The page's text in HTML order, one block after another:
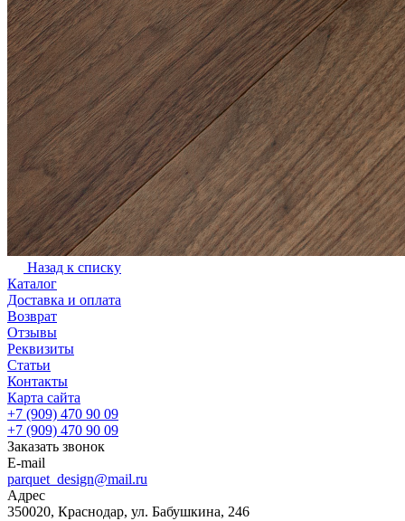
Назад к списку
Каталог
Доставка и оплата
Возврат
Отзывы
Реквизиты
Статьи
Контакты
Карта сайта
+7 (909) 470 90 09
+7 (909) 470 90 09
Заказать звонок
E-mail
parquet_design@mail.ru
Адрес
350020, Краснодар, ул. Бабушкина, 246